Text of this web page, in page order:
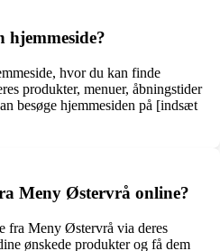
hvor du kan finde
produkter, menuer, åbningstider
besøge hjemmesiden på [indsæt
Meny Østervrå online?
fra Meny Østervrå via deres
ønskede produkter og få dem